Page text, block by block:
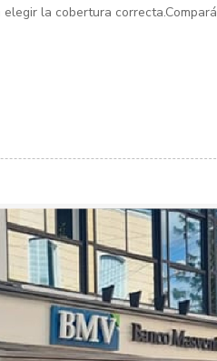
la cobertura correcta.Compará